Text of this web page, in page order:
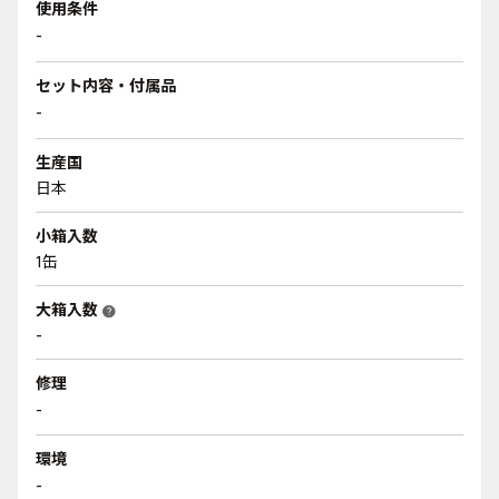
使用条件
-
セット内容・付属品
-
生産国
日本
小箱入数
1缶
大箱入数 help
-
修理
-
環境
-